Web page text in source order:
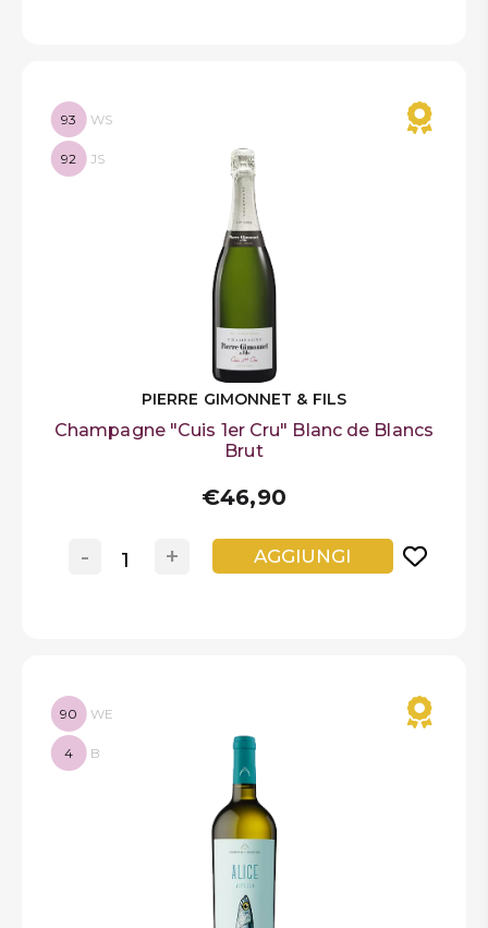
93 WS
92 JS
PIERRE GIMONNET & FILS
Champagne "Cuis 1er Cru" Blanc de Blancs
Brut
€46,90
+
- AGGIUNGI
90 WE
4 B